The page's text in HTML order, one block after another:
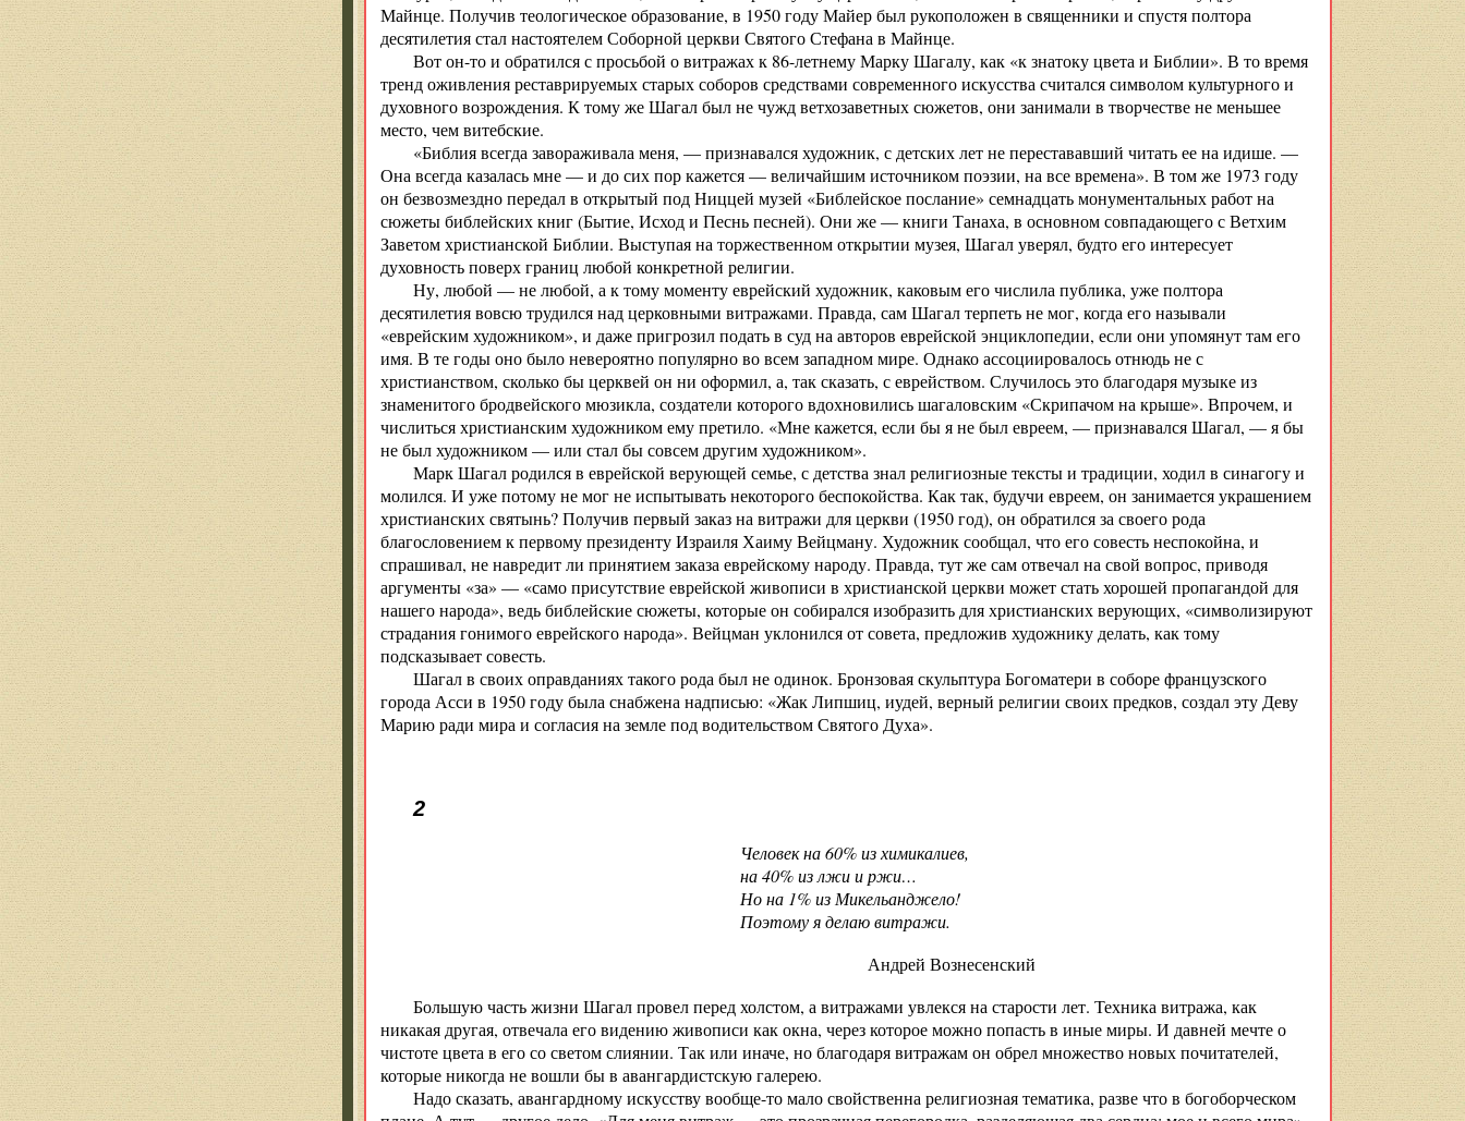
Майнце. Получив теологическое образование, в 1950 году Майер был рукоположен в священники и спустя полтора
десятилетия стал настоятелем Соборной церкви Святого Стефана в Майнце.
Вот он-то и обратился с просьбой о витражах к 86-летнему Марку Шагалу, как «к знатоку цвета и Библии». В то время
тренд оживления реставрируемых старых соборов средствами современного искусства считался символом культурного и
духовного возрождения. К тому же Шагал был не чужд ветхозаветных сюжетов, они занимали в творчестве не меньшее
место, чем витебские.
«Библия всегда завораживала меня, — признавался художник, с детских лет не перестававший читать ее на идише. —
Она всегда казалась мне — и до сих пор кажется — величайшим источником поэзии, на все времена». В том же 1973 году
он безвозмездно передал в открытый под Ниццей музей «Библей­ское послание» семнадцать монументальных работ на
сюжеты библейских книг (Бытие, Исход и Песнь песней). Они же — книги Танаха, в основном совпадающего с Ветхим
Заветом христианской Библии. Выступая на торжественном открытии музея, Шагал уверял, будто его интересует
духовность поверх границ любой конкретной религии.
Ну, любой — не любой, а к тому моменту еврейский художник, каковым его числила публика, уже полтора
десятилетия вовсю трудился над церковными витражами. Правда, сам Шагал терпеть не мог, когда его называли
«еврейским художником», и даже пригрозил подать в суд на авторов еврейской энциклопедии, если они упомянут там его
имя. В те годы оно было невероятно популярно во всем западном мире. Однако ассоциировалось отнюдь не с
христианством, сколько бы церквей он ни оформил, а, так сказать, с еврейством. Случилось это благодаря музыке из
знаменитого бродвейского мюзикла, создатели которого вдохновились шагаловским «Скрипачом на крыше». Впрочем, и
числиться христианским художником ему претило. «Мне кажется, если бы я не был евреем, — признавался Шагал, — я бы
не был художником — или стал бы совсем другим художником».
Марк Шагал родился в еврейской верующей семье, с детства знал религиозные тексты и традиции, ходил в синагогу и
молился. И уже потому не мог не испытывать некоторого беспокойства. Как так, будучи евреем, он занимается украшением
христианских святынь? Получив первый заказ на витражи для церкви (1950 год), он обратился за своего рода
благословением к первому президенту Израиля Хаиму Вейцману. Художник сообщал, что его совесть неспокойна, и
спрашивал, не навредит ли принятием заказа еврейскому народу. Правда, тут же сам отвечал на свой вопрос, приводя
аргументы «за» — «само присутствие еврейской живописи в христианской церкви может стать хорошей пропагандой для
нашего народа», ведь библейские сюжеты, которые он собирался изобразить для христианских верующих, «символизируют
страдания гонимого еврейского народа». Вейцман уклонился от совета, предложив художнику делать, как тому
подсказывает совесть.
Шагал в своих оправданиях такого рода был не одинок. Бронзовая скульптура Богоматери в соборе французского
города Асси в 1950 году была снабжена надписью: «Жак Липшиц, иудей, верный религии своих предков, создал эту Деву
Марию ради мира и согласия на земле под водительством Святого Духа».
2
Человек на 60% из химикалиев,
на 40% из лжи и ржи…
Но на 1% из Микельанджело!
Поэтому я делаю витражи.
Андрей Вознесенский
Большую часть жизни Шагал провел перед холстом, а витражами увлекся на старости лет. Техника витража, как
никакая другая, отвечала его видению живописи как окна, через которое можно попасть в иные миры. И давней мечте о
чистоте цвета в его со светом слиянии. Так или иначе, но благодаря витражам он обрел множество новых почитателей,
которые никогда не вошли бы в авангардистскую галерею.
Надо сказать, авангардному искусству вообще-то мало свойственна религиозная тематика, разве что в богоборческом